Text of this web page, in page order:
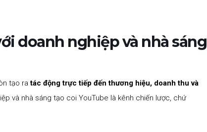
doanh nghiệp và nhà sáng
tạo ratác động trực tiếp đến thương hiệu, doanh thu và
và nhà sáng tạo coi YouTube là kênh chiến lược, chứ